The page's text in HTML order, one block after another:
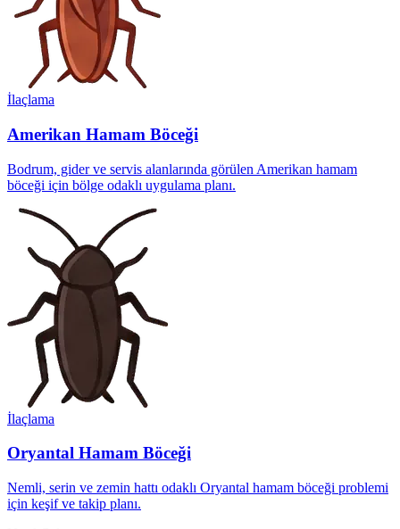
İlaçlama
Amerikan Hamam Böceği
Bodrum, gider ve servis alanlarında görülen Amerikan hamam
böceği için bölge odaklı uygulama planı.
İlaçlama
Oryantal Hamam Böceği
Nemli, serin ve zemin hattı odaklı Oryantal hamam böceği problemi
için keşif ve takip planı.